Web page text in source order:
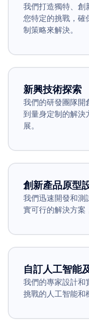
我們打造獨特、創
您特定的挑戰，確
制策略來解決。
新興技術探索
我們的研發團隊開
到量身定制的解決
展。
創新產品原型
我們迅速開發和測
實可行的解決方案
自訂人工智能
我們的專家設計和
挑戰的人工智能和